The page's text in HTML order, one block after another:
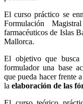
El curso práctico se
Formulación
farmacéuticos de Islas
Mallorca.
El objetivo que busca
formulador una base
que pueda hacer frente
la elaboración de las